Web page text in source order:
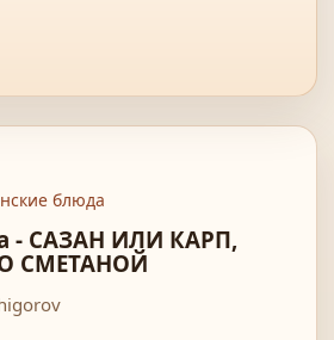
блюда
- САЗАН ИЛИ КАРП,
СМЕТАНОЙ